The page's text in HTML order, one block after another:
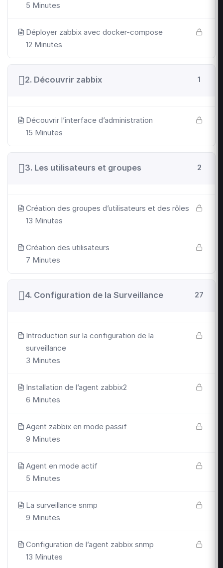
5 Minutes
Déployer zabbix avec docker-compose
12 Minutes
2. Découvrir zabbix 1
Découvrir l’interface d’administration
15 Minutes
3. Les utilisateurs et groupes 2
Création des groupes d’utilisateurs et des rôles
13 Minutes
Création des utilisateurs
7 Minutes
4. Configuration de la Surveillance 27
Introduction sur la configuration de la
surveillance
3 Minutes
Installation de l’agent zabbix2
6 Minutes
Agent zabbix en mode passif
9 Minutes
Agent en mode actif
5 Minutes
La surveillance snmp
9 Minutes
Configuration de l’agent zabbix snmp
13 Minutes